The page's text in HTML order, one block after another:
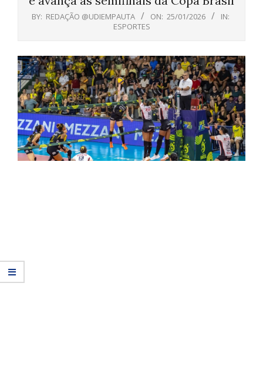
BY: REDAÇÃO @UDIEMPAUTA ON: 25/01/2026
IN:
ESPORTES